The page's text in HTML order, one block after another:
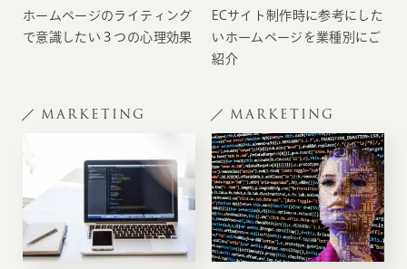
ホームページのライティング
で意識したい３つの心理効果
ECサイト制作時に参考にした
いホームページを業種別にご
紹介
MARKETING MARKETING